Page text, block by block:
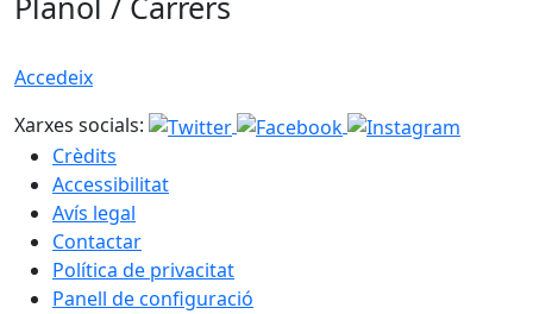
Accedeix
Xarxes socials:
Crèdits
Accessibilitat
Avís legal
Contactar
Política de privacitat
Panell de configuració